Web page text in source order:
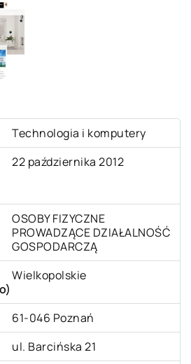
Technologia i komputery
22 października 2012
OSOBY FIZYCZNE
PROWADZĄCE DZIAŁALNOŚĆ
GOSPODARCZĄ
Wielkopolskie
61-046 Poznań
ul. Barcińska 21